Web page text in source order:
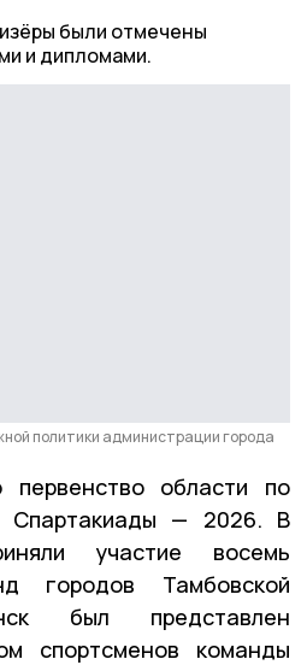
были отмечены
и дипломами.
политики администрации города
области по
Спартакиады — 2026. В
участие восемь
городов Тамбовской
был представлен
спортсменов команды